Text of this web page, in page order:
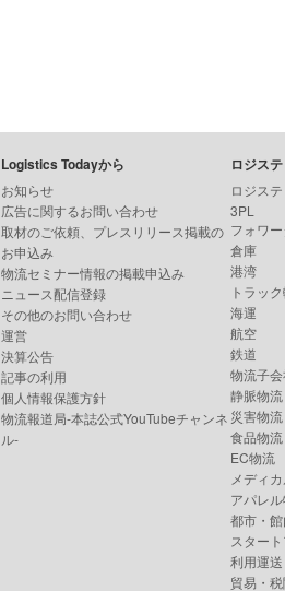
Logistics Todayから
お知らせ
広告に関するお問い合わせ
取材のご依頼、プレスリリース掲載の
お申込み
物流セミナー情報の掲載申込み
ニュース配信登録
その他のお問い合わせ
運営
決算公告
記事の利用
個人情報保護方針
物流報道局-本誌公式YouTubeチャンネ
ル-
ロジス
ロジス
3PL
フォワ
倉庫
港湾
トラッ
海運
航空
鉄道
物流子会
静脈物流
災害物流
食品物流
EC物流
メディ
アパレ
都市・
スター
利用運送
貿易・